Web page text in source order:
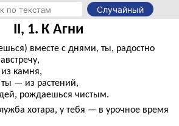
Случайный
II, 1. К Агни
вместе с днями, ты, радостно
камня,
— из растений,
рождаешься чистым.
хотара, у тебя — в урочное время